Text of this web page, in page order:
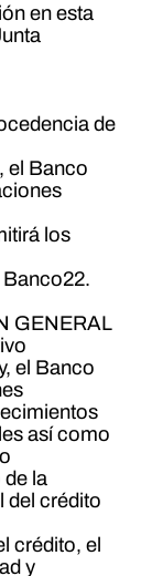
en esta
de
el Banco
los
GENERAL
el Banco
así como
la
del crédito
crédito, el
y